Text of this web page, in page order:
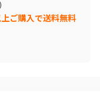
ご購入で送料無料